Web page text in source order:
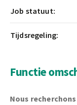
Job statuut:
Tijdsregeling:
Functie
Nous